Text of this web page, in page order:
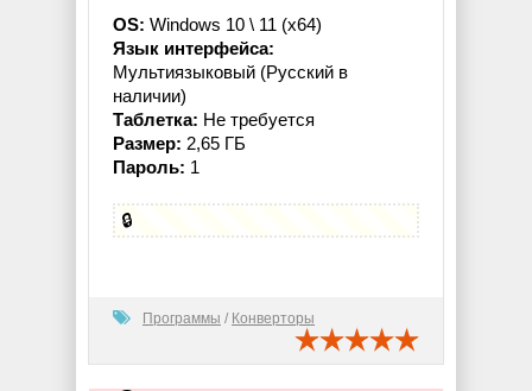
OS: Windows 10 \ 11 (x64)
Язык интерфейса:
Мультиязыковый (Русский в
наличии)
Таблетка: Не требуется
Размер: 2,65 ГБ
Пароль: 1
🔒
Программы / Конверторы